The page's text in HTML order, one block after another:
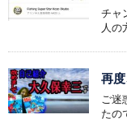
チャ
人の
再
ご迷
たの